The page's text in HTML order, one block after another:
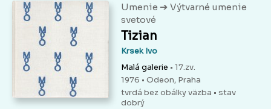
Umenie ➔ Výtvarné umenie
svetové
Tizian
Krsek Ivo
Malá galerie • 17.zv.
1976 • Odeon, Praha
tvrdá bez obálky väzba • stav
dobrý